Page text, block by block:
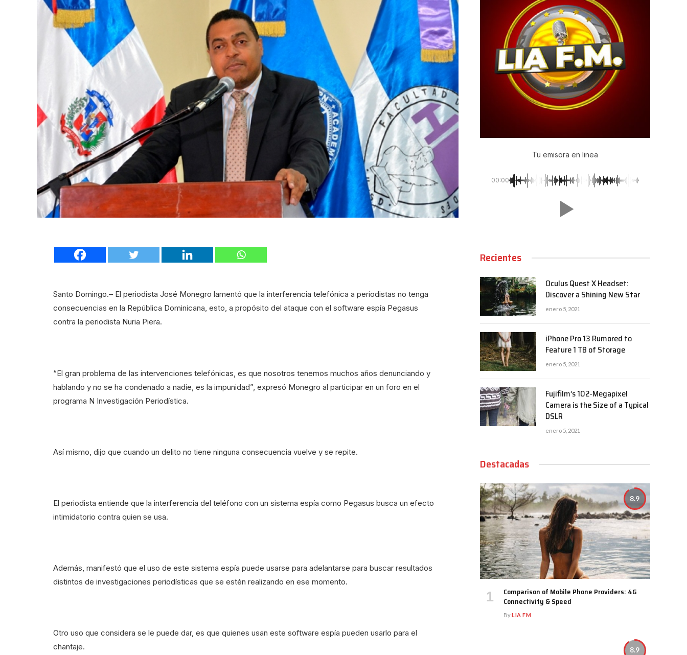
Santo Domingo.– El periodista José Monegro lamentó que la interferencia telefónica a periodistas no tenga
consecuencias en la República Dominicana, esto, a propósito del ataque con el software espía Pegasus
contra la periodista Nuria Piera.
“El gran problema de las intervenciones telefónicas, es que nosotros tenemos muchos años denunciando y
hablando y no se ha condenado a nadie, es la impunidad”, expresó Monegro al participar en un foro en el
programa N Investigación Periodística.
Así mismo, dijo que cuando un delito no tiene ninguna consecuencia vuelve y se repite.
El periodista entiende que la interferencia del teléfono con un sistema espía como Pegasus busca un efecto
intimidatorio contra quien se usa.
Además, manifestó que el uso de este sistema espía puede usarse para adelantarse para buscar resultados
distintos de investigaciones periodísticas que se estén realizando en ese momento.
Otro uso que considera se le puede dar, es que quienes usan este software espía pueden usarlo para el
chantaje.
Tu emisora en linea
00:00
Recientes
Oculus Quest X Headset:
Discover a Shining New Star
enero 5, 2021
iPhone Pro 13 Rumored to
Feature 1 TB of Storage
enero 5, 2021
Fujifilm’s 102-Megapixel
Camera is the Size of a Typical
DSLR
enero 5, 2021
Destacadas
8.9
Comparison of Mobile Phone Providers: 4G
Connectivity & Speed
ByLIA FM
8.9